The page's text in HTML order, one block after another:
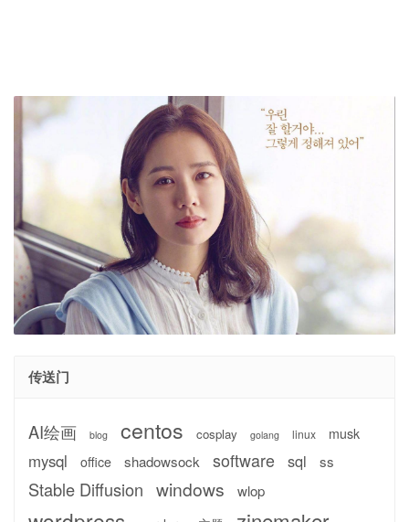
传送门
AI绘画 blog centos cosplay golang linux musk
mysql office shadowsock software sql ss
Stable Diffusion windows wlop